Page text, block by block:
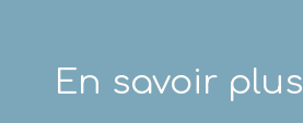
En savoir plus